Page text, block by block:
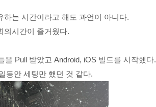
는 시간이라고 해도 과언이 아니다.
의시간이 즐거웠다.
을 Pull 받았고 Android, iOS 빌드를 시작했다.
동안 세팅만 했던 것 같다.